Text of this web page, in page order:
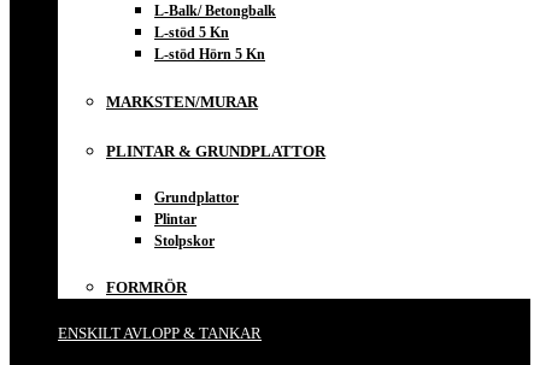
L-Balk/ Betongbalk
L-stöd 5 Kn
L-stöd Hörn 5 Kn
MARKSTEN/MURAR
PLINTAR & GRUNDPLATTOR
Grundplattor
Plintar
Stolpskor
FORMRÖR
ENSKILT AVLOPP & TANKAR